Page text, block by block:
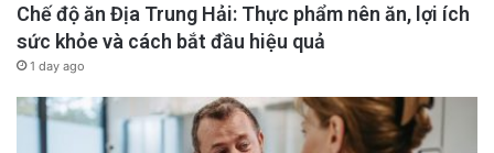
Chế độ ăn Địa Trung Hải: Thực phẩm nên ăn, lợi ích
sức khỏe và cách bắt đầu hiệu quả
1 day ago